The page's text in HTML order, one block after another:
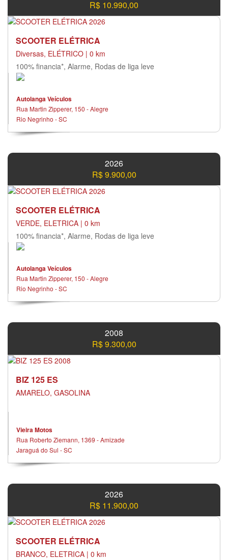
R$ 10.990,00
SCOOTER ELÉTRICA
Diversas, ELÉTRICO | 0 km
100% financia*, Alarme, Rodas de liga leve
Autolanga Veículos
Rua Martin Zipperer, 150 - Alegre
Rio Negrinho - SC
2026
R$ 9.900,00
SCOOTER ELÉTRICA
VERDE, ELETRICA | 0 km
100% financia*, Alarme, Rodas de liga leve
Autolanga Veículos
Rua Martin Zipperer, 150 - Alegre
Rio Negrinho - SC
2008
R$ 9.300,00
BIZ 125 ES
AMARELO, GASOLINA
Vieira Motos
Rua Roberto Ziemann, 1369 - Amizade
Jaraguá do Sul - SC
2026
R$ 11.900,00
SCOOTER ELÉTRICA
BRANCO, ELETRICA | 0 km